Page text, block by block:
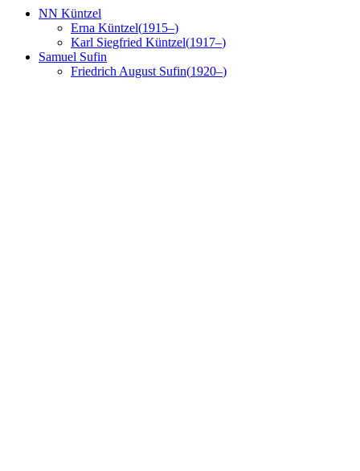
NN Küntzel
Erna Küntzel(1915–)
Karl Siegfried Küntzel(1917–)
Samuel Sufin
Friedrich August Sufin(1920–)